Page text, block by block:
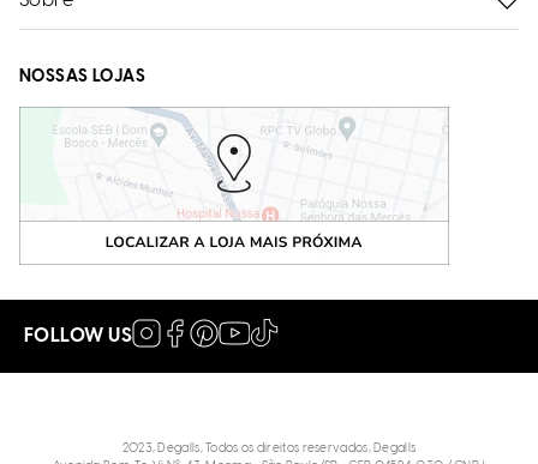
NOSSAS LOJAS
FOLLOW US
2023, Degalls, Todos os direitos reservados, Degalls